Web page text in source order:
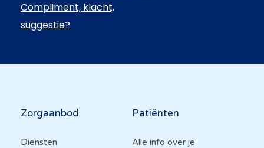
Compliment, klacht,
suggestie?
Hoofdnavigatie
Zorgaanbod
Diensten
Patiënten
Alle info over je